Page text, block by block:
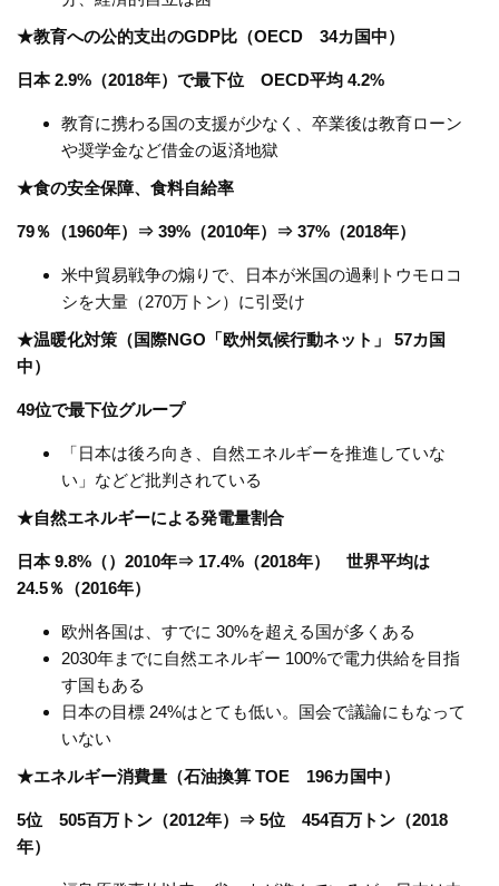
★教育への公的支出のGDP比（OECD 34カ国中）
日本 2.9%（2018年）で最下位 OECD平均 4.2%
教育に携わる国の支援が少なく、卒業後は教育ローン
や奨学金など借金の返済地獄
★食の安全保障、食料自給率
79％（1960年）⇒ 39%（2010年）⇒ 37%（2018年）
米中貿易戦争の煽りで、日本が米国の過剰トウモロコ
シを大量（270万トン）に引受け
★温暖化対策（国際NGO「欧州気候行動ネット」 57カ国
中）
49位で最下位グループ
「日本は後ろ向き、自然エネルギーを推進していな
い」などど批判されている
★自然エネルギーによる発電量割合
日本 9.8%（）2010年⇒ 17.4%（2018年） 世界平均は
24.5％（2016年）
欧州各国は、すでに 30%を超える国が多くある
2030年までに自然エネルギー 100%で電力供給を目指
す国もある
日本の目標 24%はとても低い。国会で議論にもなって
いない
★エネルギー消費量（石油換算 TOE 196カ国中）
5位 505百万トン（2012年）⇒ 5位 454百万トン（2018
年）